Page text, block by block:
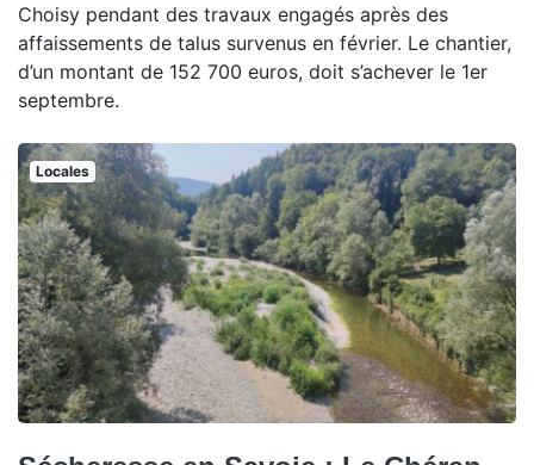
Choisy pendant des travaux engagés après des
affaissements de talus survenus en février. Le chantier,
d’un montant de 152 700 euros, doit s’achever le 1er
septembre.
Locales